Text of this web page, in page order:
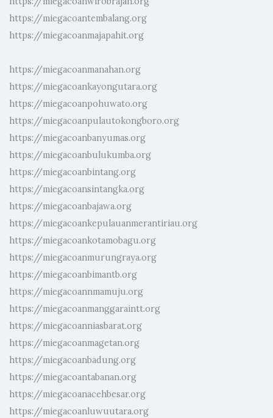
https://miegacoantembalang.org
https://miegacoanmajapahit.org
https://miegacoanmanahan.org
https://miegacoankayongutara.org
https://miegacoanpohuwato.org
https://miegacoanpulautokongboro.org
https://miegacoanbanyumas.org
https://miegacoanbulukumba.org
https://miegacoanbintang.org
https://miegacoansintangka.org
https://miegacoanbajawa.org
https://miegacoankepulauanmerantiriau.org
https://miegacoankotamobagu.org
https://miegacoanmurungraya.org
https://miegacoanbimantb.org
https://miegacoannmamuju.org
https://miegacoanmanggaraintt.org
https://miegacoanniasbarat.org
https://miegacoanmagetan.org
https://miegacoanbadung.org
https://miegacoantabanan.org
https://miegacoanacehbesar.org
https://miegacoanluwuutara.org